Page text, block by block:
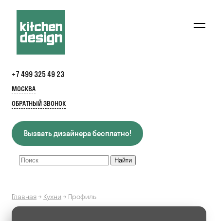
+7 499 325 49 23
МОСКВА
ОБРАТНЫЙ ЗВОНОК
Вызвать дизайнера бесплатно!
Главная→ Кухни → Профиль